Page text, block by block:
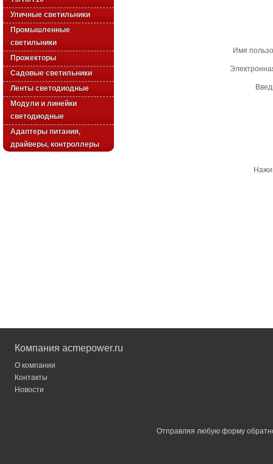
Уличные светильники
Промышленные
светильники
Прожекторы
Садовые светильники
Ленты светодиодные
Модули и линейки
светодиодные
Адаптеры питания,
драйверы, контроллеры
Имя
Компания acmepower.ru
О компании
Контакты
Новости
Отправляя любую форму